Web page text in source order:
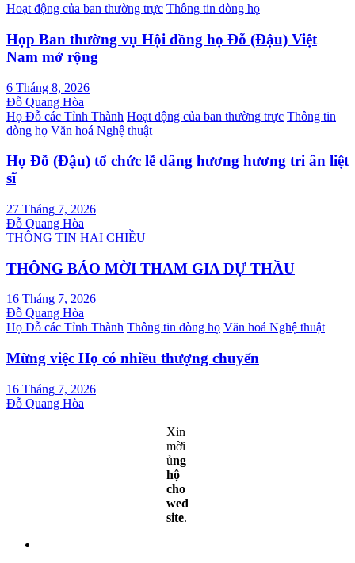
Hoạt động của ban thường trực Thông tin dòng họ
Họp Ban thường vụ Hội đồng họ Đỗ (Đậu) Việt
Nam mở rộng
6 Tháng 8, 2026
Đỗ Quang Hòa
Họ Đỗ các Tỉnh Thành Hoạt động của ban thường trực Thông tin
dòng họ Văn hoá Nghệ thuật
Họ Đỗ (Đậu) tổ chức lễ dâng hương hương tri ân liệt
sĩ
27 Tháng 7, 2026
Đỗ Quang Hòa
THÔNG TIN HAI CHIỀU
THÔNG BÁO MỜI THAM GIA DỰ THẦU
16 Tháng 7, 2026
Đỗ Quang Hòa
Họ Đỗ các Tỉnh Thành Thông tin dòng họ Văn hoá Nghệ thuật
Mừng việc Họ có nhiều thượng chuyển
16 Tháng 7, 2026
Đỗ Quang Hòa
Xin
mời
ủng
hộ
cho
wed
site.